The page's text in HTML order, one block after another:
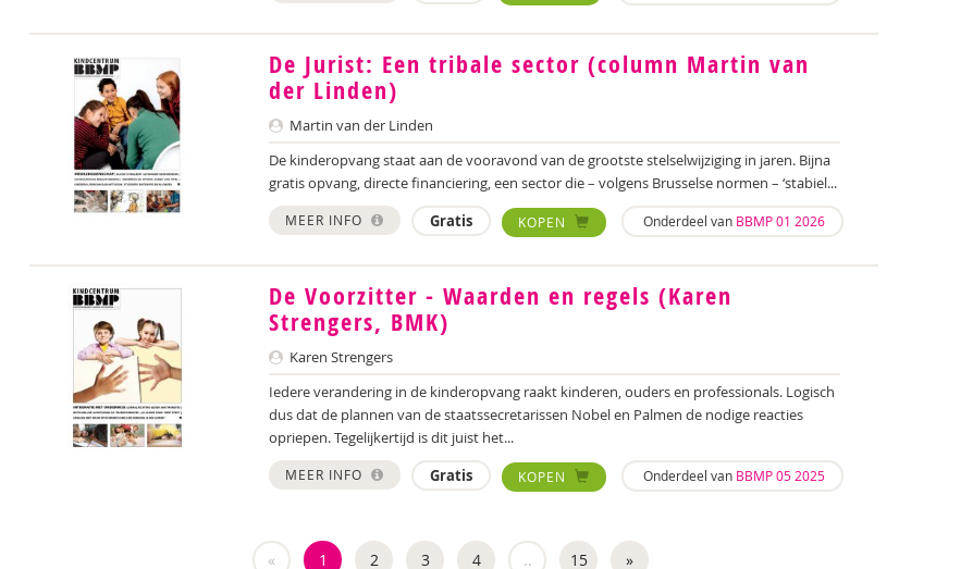
De Jurist: Een tribale sector (column Martin van
der Linden)
Martin van der Linden
De kinderopvang staat aan de vooravond van de grootste stelselwijziging in jaren. Bijna
gratis opvang, directe financiering, een sector die – volgens Brusselse normen – ‘stabiel...
MEER INFO Gratis KOPEN Onderdeel van BBMP 01 2026
De Voorzitter - Waarden en regels (Karen
Strengers, BMK)
Karen Strengers
Iedere verandering in de kinderopvang raakt kinderen, ouders en professionals. Logisch
dus dat de plannen van de staatssecretarissen Nobel en Palmen de nodige reacties
opriepen. Tegelijkertijd is dit juist het...
MEER INFO Gratis KOPEN Onderdeel van BBMP 05 2025
« 1 2 3 4 .. 15 »